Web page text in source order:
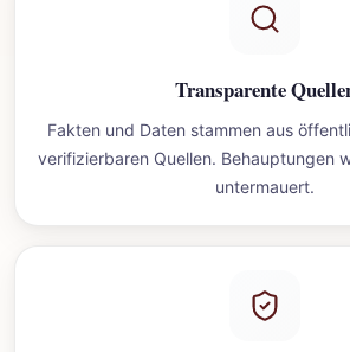
Transparente
Fakten und Daten stammen aus
verifizierbaren Quellen. Behauptungen
untermauert.